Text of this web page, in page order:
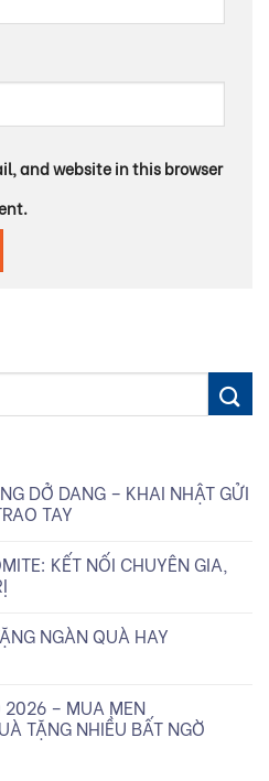
and website in this browser
DỞ DANG – KHAI NHẬT GỬI
TAY
KẾT NỐI CHUYÊN GIA,
NGÀN QUÀ HAY
2026 – MUA MEN
TẶNG NHIỀU BẤT NGỜ